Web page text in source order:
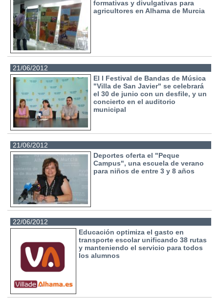
formativas y divulgativas para
agricultores en Alhama de Murcia
21/06/2012
El I Festival de Bandas de Música
"Villa de San Javier" se celebrará
el 30 de junio con un desfile, y un
concierto en el auditorio
municipal
21/06/2012
Deportes oferta el "Peque
Campus", una escuela de verano
para niños de entre 3 y 8 años
22/06/2012
Educación optimiza el gasto en
transporte escolar unificando 38 rutas
y manteniendo el servicio para todos
los alumnos